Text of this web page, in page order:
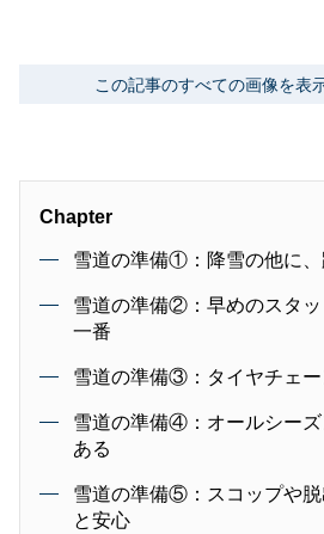
この記事のすべての画像を表
Chapter
雪道の準備①：降雪の他に
雪道の準備②：早めのスタ
一番
雪道の準備③：タイヤチェ
雪道の準備④：オールシー
ある
雪道の準備⑤：スコップや
と安心